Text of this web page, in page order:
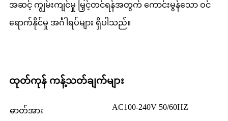
အဆင့် ကျွမ်းကျင်မှု မြှင့်တင်ရန်အတွက် ကောင်းမွန်သော ဝင်
ရောက်နိုင်မှု အင်္ဂါရပ်များ ရှိပါသည်။
ထုတ်ကုန် ကန့်သတ်ချက်များ
ဓာတ်အား AC100-240V 50/60HZ